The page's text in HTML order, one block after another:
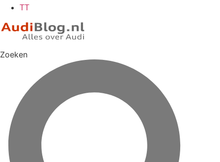
TT
Zoeken